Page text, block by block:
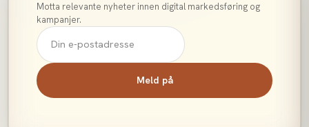
Motta relevante nyheter innen digital markedsføring og
kampanjer.
Meld på